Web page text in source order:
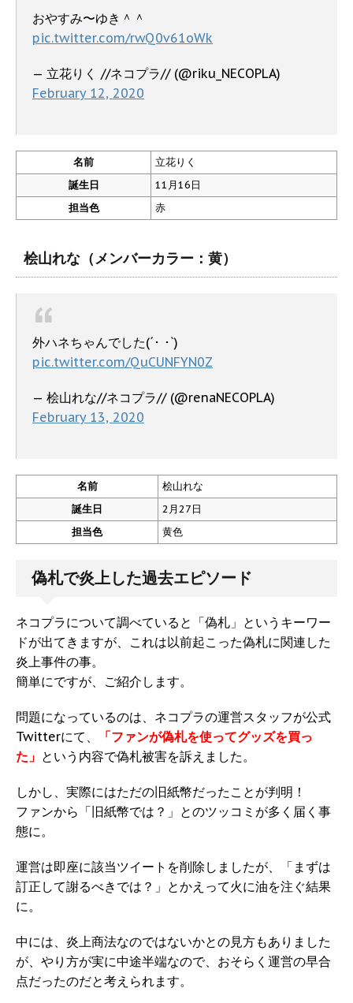
おやすみ〜ゆき＾＾
pic.twitter.com/rwQ0v61oWk
— 立花りく //ネコプラ// (@riku_NECOPLA)
February 12, 2020
名前
立花りく
誕生日
11月16日
担当色
赤
桧山れな（メンバーカラー：黄）
外ハネちゃんでした(´･ ･`)
pic.twitter.com/QuCUNFYN0Z
— 桧山れな//ネコプラ// (@renaNECOPLA)
February 13, 2020
名前
桧山れな
誕生日
2月27日
担当色
黄色
偽札で炎上した過去エピソード
ネコプラについて調べていると「偽札」というキーワー
ドが出てきますが、これは以前起こった偽札に関連した
炎上事件の事。
簡単にですが、ご紹介します。
問題になっているのは、ネコプラの運営スタッフが公式
Twitterにて、
「ファンが偽札を使ってグッズを買っ
た」 という内容で偽札被害を訴えました。
しかし、実際にはただの旧紙幣だったことが判明！
ファンから「旧紙幣では？」とのツッコミが多く届く事
態に。
運営は即座に該当ツイートを削除しましたが、「まずは
訂正して謝るべきでは？」とかえって火に油を注ぐ結果
に。
中には、炎上商法なのではないかとの見方もありました
が、やり方が実に中途半端なので、おそらく運営の早合
点だったのだと考えられます。